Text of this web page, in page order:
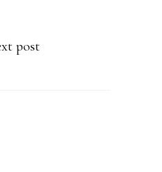
post